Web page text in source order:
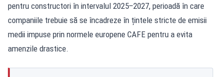
pentru constructori în intervalul 2025–2027, perioadă în care
companiile trebuie să se încadreze în țintele stricte de emisii
medii impuse prin normele europene CAFE pentru a evita
amenzile drastice.